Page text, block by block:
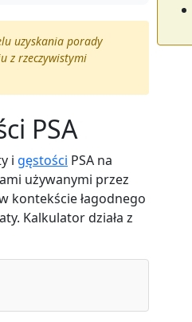
uzyskania porady
z rzeczywistymi
PSA
i gęstości PSA na
używanymi przez
kontekście łagodnego
Kalkulator działa z